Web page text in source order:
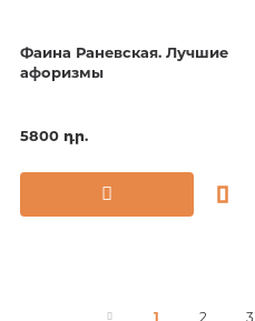
Фаина Раневская. Лучшие
афоризмы
5800 դր.
1 2 3